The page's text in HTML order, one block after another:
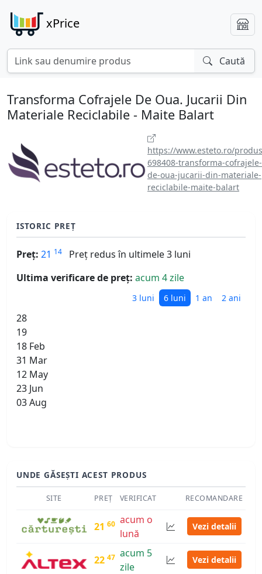
xPrice
Caută
Transforma Cofrajele De Oua. Jucarii Din
Materiale Reciclabile - Maite Balart
https://www.esteto.ro/
698408-transforma-cofrajele-
de-oua-jucarii-din-materiale-
reciclabile-maite-balart
ISTORIC PREȚ
Preț: 21 14
Preț redus în ultimele 3 luni
Ultima verificare de preț: acum 4 zile
3 luni 6 luni 1 an 2 ani
28
19
18 Feb
31 Mar
12 May
23 Jun
03 Aug
UNDE GĂSEȘTI ACEST PRODUS
SITE PREȚ VERIFICAT RECOMANDARE
21 60 acum o
lună
Vezi detalii
22 47 acum 5
zile
Vezi detalii